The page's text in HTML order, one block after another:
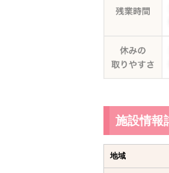
施設情報
地域